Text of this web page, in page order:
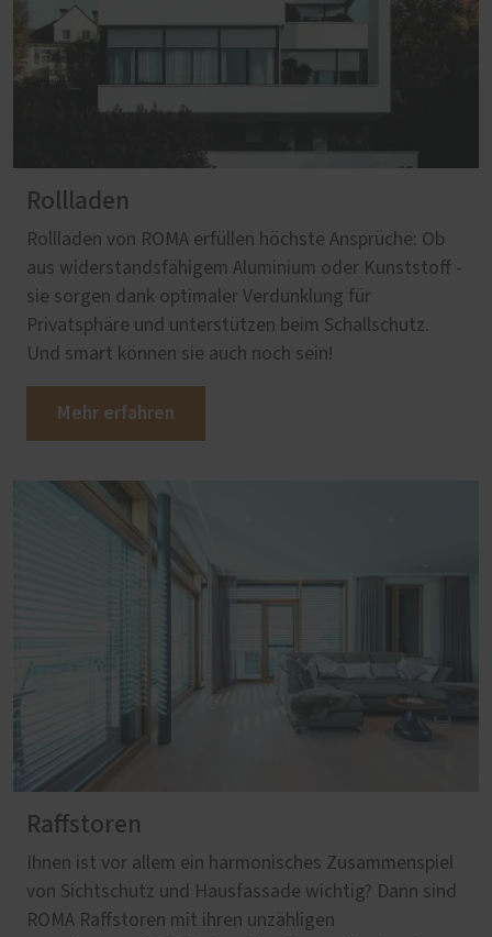
Rollladen
Rollladen von ROMA erfüllen höchste Ansprüche: Ob
aus widerstandsfähigem Aluminium oder Kunststoff -
sie sorgen dank optimaler Verdunklung für
Privatsphäre und unterstützen beim Schallschutz.
Und smart können sie auch noch sein!
Mehr erfahren
Raffstoren
Ihnen ist vor allem ein harmonisches Zusammenspiel
von Sichtschutz und Hausfassade wichtig? Dann sind
ROMA Raffstoren mit ihren unzähligen